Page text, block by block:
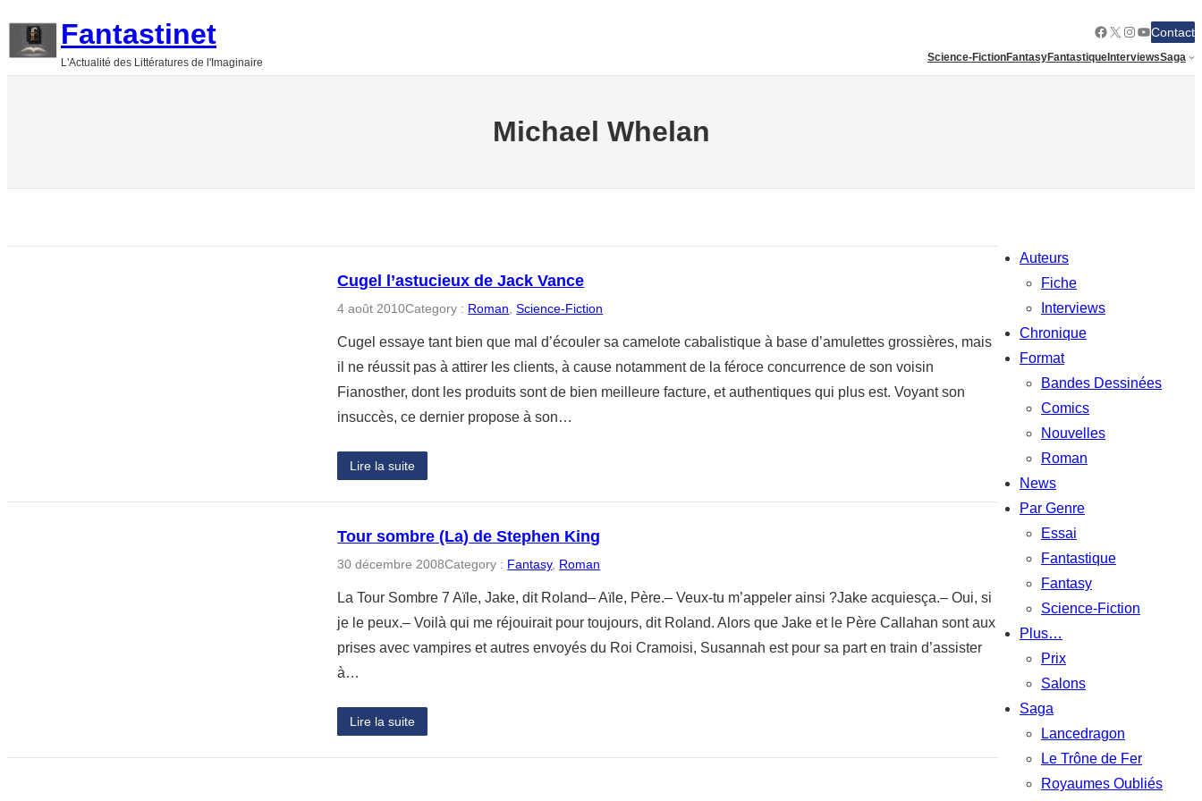
Fantastinet
L'Actualité des Littératures de l'Imaginaire
Facebook
X Instagram
YouTube
Contact
Science-FictionFantasyFantastiqueInterviewsSaga
Michael Whelan
Cugel l’astucieux de Jack Vance
4 août 2010Category : Roman , Science-Fiction
Cugel essaye tant bien que mal d’écouler sa camelote cabalistique à base d’amulettes grossières, mais
il ne réussit pas à attirer les clients, à cause notamment de la féroce concurrence de son voisin
Fianosther, dont les produits sont de bien meilleure facture, et authentiques qui plus est. Voyant son
insuccès, ce dernier propose à son…
Lire la suite
Tour sombre (La) de Stephen King
30 décembre 2008Category : Fantasy, Roman
La Tour Sombre 7 Aïle, Jake, dit Roland– Aïle, Père.– Veux-tu m’appeler ainsi ?Jake acquiesça.– Oui, si
je le peux.– Voilà qui me réjouirait pour toujours, dit Roland. Alors que Jake et le Père Callahan sont aux
prises avec vampires et autres envoyés du Roi Cramoisi, Susannah est pour sa part en train d’assister
à…
Lire la suite
Auteurs
Fiche
Interviews
Chronique
Format
Bandes Dessinées
Comics
Nouvelles
Roman
News
Par Genre
Essai
Fantastique
Fantasy
Science-Fiction
Plus…
Prix
Salons
Saga
Lancedragon
Le Trône de Fer
Royaumes Oubliés